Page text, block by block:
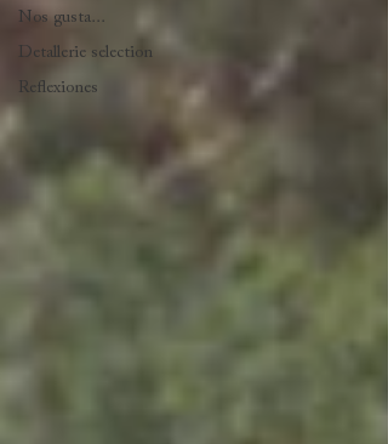
Nos gusta...
Detallerie selection
Reflexiones